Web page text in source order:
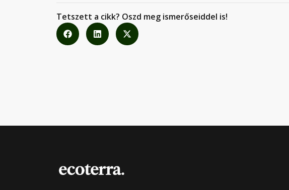
Tetszett a cikk? Oszd meg ismerőseiddel is!